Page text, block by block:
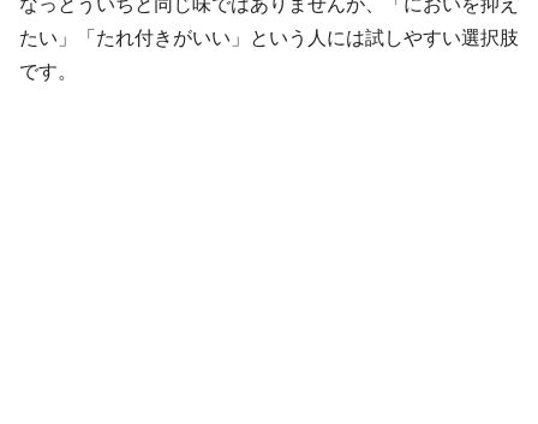
たい」「たれ付きがいい」という人には試しやすい選択肢
です。